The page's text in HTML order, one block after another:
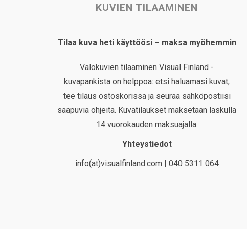
KUVIEN TILAAMINEN
Tilaa kuva heti käyttöösi – maksa myöhemmin
Valokuvien tilaaminen Visual Finland -
kuvapankista on helppoa: etsi haluamasi kuvat,
tee tilaus ostoskorissa ja seuraa sähköpostiisi
saapuvia ohjeita. Kuvatilaukset maksetaan laskulla
14 vuorokauden maksuajalla.
Yhteystiedot
info(at)visualfinland.com | 040 5311 064